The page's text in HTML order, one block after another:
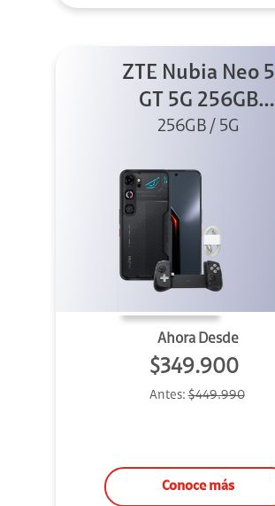
ZTE Nubia Neo 5
GT 5G 256GB
Negro + GPAD +
256GB / 5G
Ahora Desde
$349.900
Antes:$449.990
Conoce más